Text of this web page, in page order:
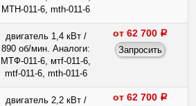
МТН-011-6, mth-011-6
двигатель 1,4 кВт /
890 об/мин. Аналоги:
МТФ-011-6, мтf-011-6,
mtf-011-6, mth-011-6
от 62 700 a
двигатель 2,2 кВт /
от 62 700 a